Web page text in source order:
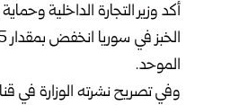
أكد وزير التجارة الداخلية
الموحد.
وفي تصريح نشرته الوزارة في